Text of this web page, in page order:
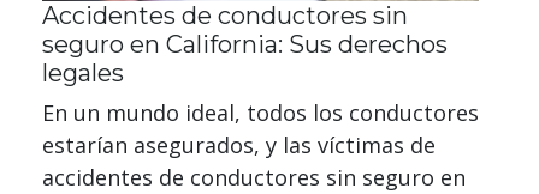
Accidentes de conductores sin
seguro en California: Sus derechos
legales
En un mundo ideal, todos los conductores
estarían asegurados, y las víctimas de
accidentes de conductores sin seguro en